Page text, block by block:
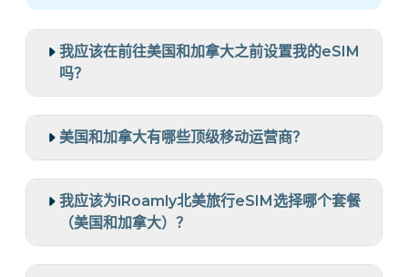
我应该在前往美国和加拿大之前设置我的eSIM
吗？
美国和加拿大有哪些顶级移动运营商？
我应该为iRoamly北美旅行eSIM选择哪个套餐
（美国和加拿大）？